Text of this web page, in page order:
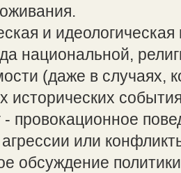
и
национальной,
(даже в случаях,
исторических
- провокационное
или
обсуждение